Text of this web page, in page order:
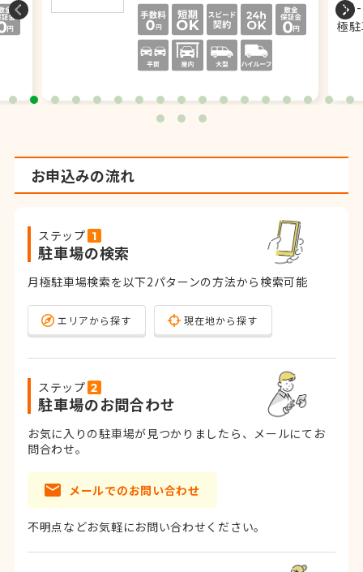
お申込みの流れ
ステップ
駐車場の検索
月極駐車場検索を以下2パターンの方法から検索可能
エリアから探す 現在地から探す
ステップ
駐車場のお問合わせ
お気に入りの駐車場が見つかりましたら、メールにてお
問合わせ。
メールでのお問い合わせ
不明点などお気軽にお問い合わせください。